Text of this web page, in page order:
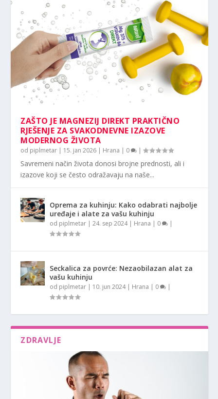
ZAŠTO JE MAGNEZIJ DIREKT PRAKTIČNO
RJEŠENJE ZA SVAKODNEVNE IZAZOVE
MODERNOG ŽIVOTA
od piplmetar | 15. jan 2026 | Hrana | 0 |
Savremeni način života donosi brojne prednosti, ali i
izazove koji se često odražavaju na naše...
Oprema za kuhinju: Kako odabrati najbolje
uređaje i alate za vašu kuhinju
od piplmetar |24. sep 2024| Hrana | 0 |
Seckalica za povrće: Nezaobilazan alat za
vašu kuhinju
od piplmetar | 10. jun 2024| Hrana | 0 |
ZDRAVLJE